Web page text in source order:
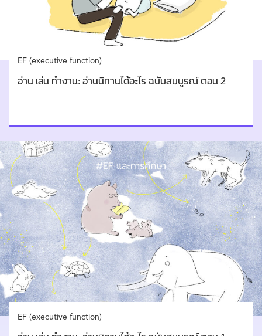
EF (executive function)
อ่าน เล่น ทำงาน: อ่านนิทานได้อะไร ฉบับสมบูรณ์ ตอน 2
EF (executive function)